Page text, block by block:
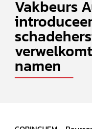
Vakbeurs
namen